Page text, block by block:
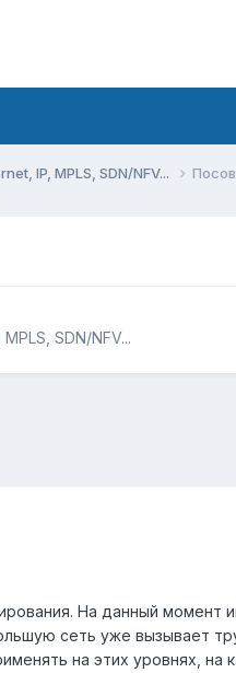
IP, MPLS, SDN/NFV...
SDN/NFV...
На данный момент
сеть уже вызывает
на этих уровнях, на